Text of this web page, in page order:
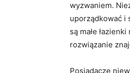
wyzwaniem.
uporządkować i
są małe
rozwiązanie
Posiadacze